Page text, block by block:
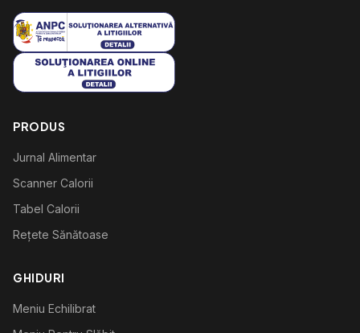
PRODUS
Jurnal Alimentar
Scanner Calorii
Tabel Calorii
Rețete Sănătoase
GHIDURI
Meniu Echilibrat